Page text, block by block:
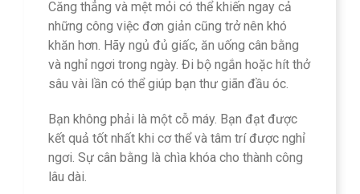
Căng thẳng và mệt mỏi có thể khiến ngay cả
những công việc đơn giản cũng trở nên khó
khăn hơn. Hãy ngủ đủ giấc, ăn uống cân bằng
và nghỉ ngơi trong ngày. Đi bộ ngắn hoặc hít thở
sâu vài lần có thể giúp bạn thư giãn đầu óc.
Bạn không phải là một cỗ máy. Bạn đạt được
kết quả tốt nhất khi cơ thể và tâm trí được nghỉ
ngơi. Sự cân bằng là chìa khóa cho thành công
lâu dài.